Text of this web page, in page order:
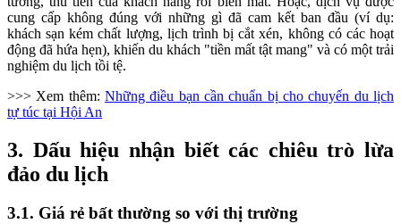
cung cấp không đúng với những gì đã cam kết ban đầu (ví dụ:
khách sạn kém chất lượng, lịch trình bị cắt xén, không có các hoạt
động đã hứa hẹn), khiến du khách "tiền mất tật mang" và có một trải
nghiệm du lịch tồi tệ.
>>> Xem thêm: Những điều bạn cần chuẩn bị cho chuyến du lịch
tự túc tại Hội An
3. Dấu hiệu nhận biết các chiêu trò lừa
đảo du lịch
3.1. Giá rẻ bất thường so với thị trường